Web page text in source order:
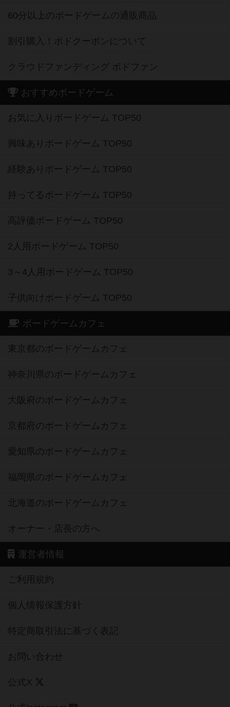
60分以上のボードゲームの通販商品
割引購入！ボドクーポンについて
クラウドファンディング ボドファン
おすすめボードゲーム
お気に入りボードゲーム TOP50
興味ありボードゲーム TOP50
経験ありボードゲーム TOP50
持ってるボードゲーム TOP50
高評価ボードゲーム TOP50
2人用ボードゲーム TOP50
3～4人用ボードゲーム TOP50
子供向けボードゲーム TOP50
ボードゲームカフェ
東京都のボードゲームカフェ
神奈川県のボードゲームカフェ
大阪府のボードゲームカフェ
京都府のボードゲームカフェ
愛知県のボードゲームカフェ
福岡県のボードゲームカフェ
北海道のボードゲームカフェ
オーナー・店長の方へ
運営者情報
ご利用規約
個人情報保護方針
特定商取引法に基づく表記
お問い合わせ
公式X